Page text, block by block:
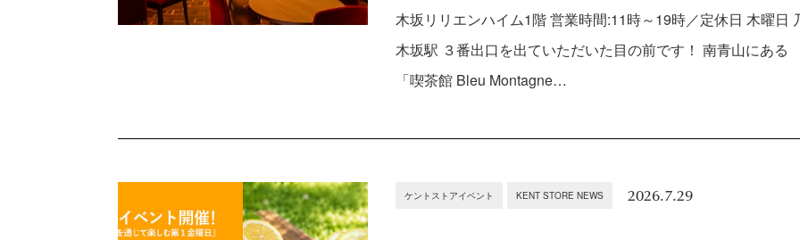
木坂リリエンハイム1階 営業時間:11時～19時／定休日 木曜日
木坂駅 ３番出口を出ていただいた目の前です！ 南青山にある
「喫茶館 Bleu Montagne…
ケントストアイベント KENT STORE NEWS 2026.7.29